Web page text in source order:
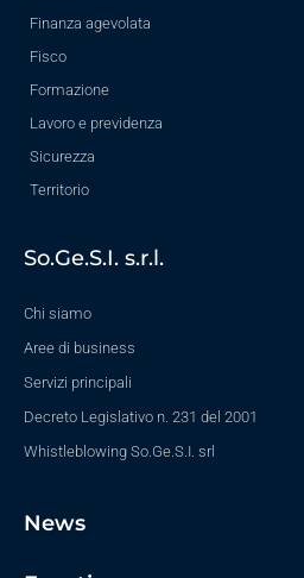
Finanza agevolata
Fisco
Formazione
Lavoro e previdenza
Sicurezza
Territorio
So.Ge.S.I. s.r.l.
Chi siamo
Aree di business
Servizi principali
Decreto Legislativo n. 231 del 2001
Whistleblowing So.Ge.S.I. srl
News